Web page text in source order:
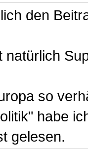
den
natürlich
so
habe
gelesen.